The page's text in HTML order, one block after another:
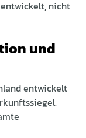
nicht
und
entwickelt